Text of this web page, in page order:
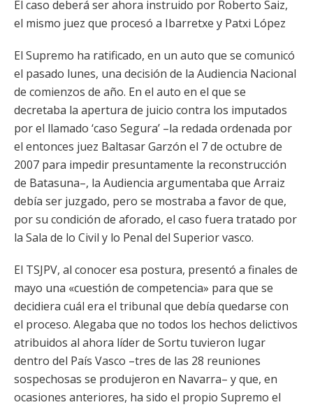
El caso deberá ser ahora instruido por Roberto Saiz,
el mismo juez que procesó a Ibarretxe y Patxi López
El Supremo ha ratificado, en un auto que se comunicó
el pasado lunes, una decisión de la Audiencia Nacional
de comienzos de año. En el auto en el que se
decretaba la apertura de juicio contra los imputados
por el llamado ‘caso Segura’ –la redada ordenada por
el entonces juez Baltasar Garzón el 7 de octubre de
2007 para impedir presuntamente la reconstrucción
de Batasuna–, la Audiencia argumentaba que Arraiz
debía ser juzgado, pero se mostraba a favor de que,
por su condición de aforado, el caso fuera tratado por
la Sala de lo Civil y lo Penal del Superior vasco.
El TSJPV, al conocer esa postura, presentó a finales de
mayo una «cuestión de competencia» para que se
decidiera cuál era el tribunal que debía quedarse con
el proceso. Alegaba que no todos los hechos delictivos
atribuidos al ahora líder de Sortu tuvieron lugar
dentro del País Vasco –tres de las 28 reuniones
sospechosas se produjeron en Navarra– y que, en
ocasiones anteriores, ha sido el propio Supremo el